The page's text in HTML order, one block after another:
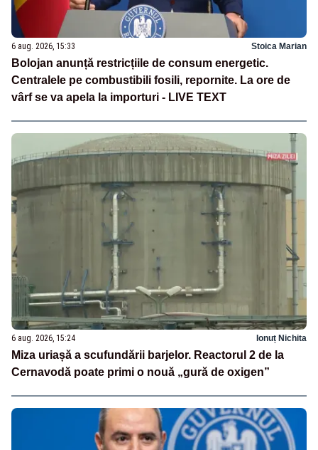
6 aug. 2026, 15:33 Stoica Marian
Bolojan anunță restricțiile de consum energetic.
Centralele pe combustibili fosili, repornite. La ore de
vârf se va apela la importuri - LIVE TEXT
6 aug. 2026, 15:24 Ionuț Nichita
Miza uriașă a scufundării barjelor. Reactorul 2 de la
Cernavodă poate primi o nouă „gură de oxigen”